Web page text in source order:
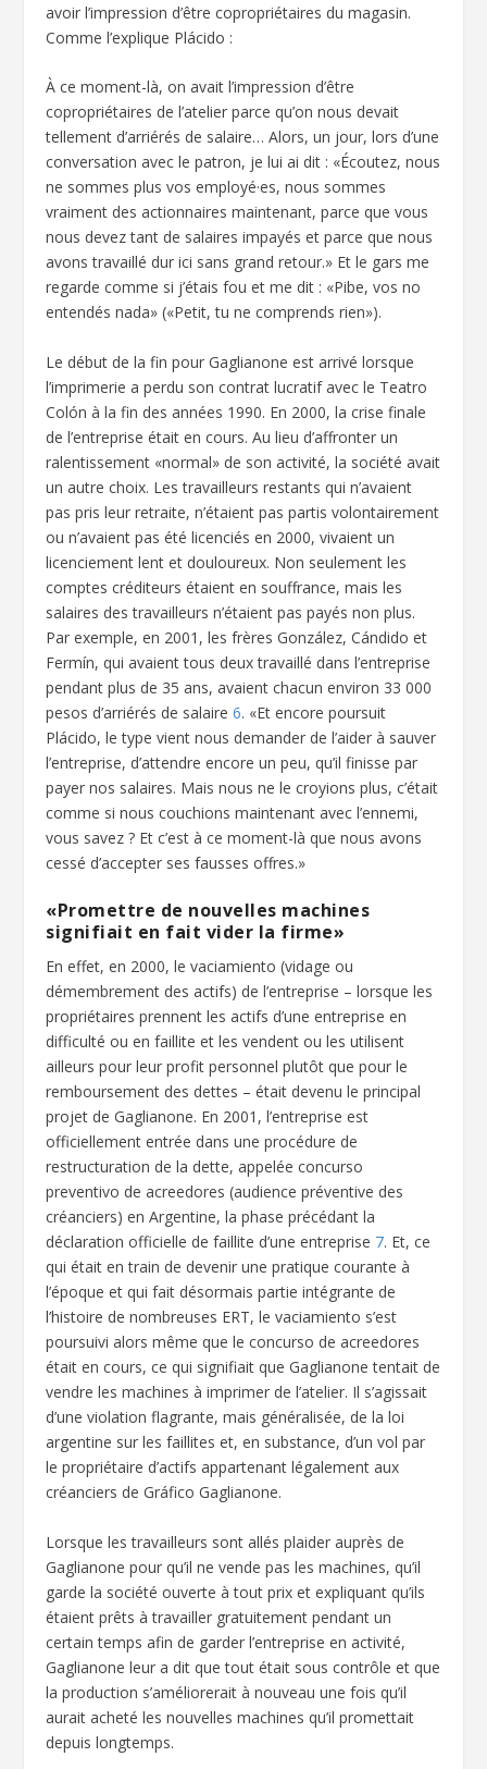
avoir l’impression d’être copropriétaires du magasin.
Comme l’explique Plácido :
À ce moment-là, on avait l’impression d’être
copropriétaires de l’atelier parce qu’on nous devait
tellement d’arriérés de salaire… Alors, un jour, lors d’une
conversation avec le patron, je lui ai dit : «Écoutez, nous
ne sommes plus vos employé·es, nous sommes
vraiment des actionnaires maintenant, parce que vous
nous devez tant de salaires impayés et parce que nous
avons travaillé dur ici sans grand retour.» Et le gars me
regarde comme si j’étais fou et me dit : «Pibe, vos no
entendés nada» («Petit, tu ne comprends rien»).
Le début de la fin pour Gaglianone est arrivé lorsque
l’imprimerie a perdu son contrat lucratif avec le Teatro
Colón à la fin des années 1990. En 2000, la crise finale
de l’entreprise était en cours. Au lieu d’affronter un
ralentissement «normal» de son activité, la société avait
un autre choix. Les travailleurs restants qui n’avaient
pas pris leur retraite, n’étaient pas partis volontairement
ou n’avaient pas été licenciés en 2000, vivaient un
licenciement lent et douloureux. Non seulement les
comptes créditeurs étaient en souffrance, mais les
salaires des travailleurs n’étaient pas payés non plus.
Par exemple, en 2001, les frères González, Cándido et
Fermín, qui avaient tous deux travaillé dans l’entreprise
pendant plus de 35 ans, avaient chacun environ 33 000
pesos d’arriérés de salaire6. «Et encore poursuit
Plácido, le type vient nous demander de l’aider à sauver
l’entreprise, d’attendre encore un peu, qu’il finisse par
payer nos salaires. Mais nous ne le croyions plus, c’était
comme si nous couchions maintenant avec l’ennemi,
vous savez ? Et c’est à ce moment-là que nous avons
cessé d’accepter ses fausses offres.»
«Promettre de nouvelles machines
signifiait en fait vider la firme»
En effet, en 2000, le vaciamiento (vidage ou
démembrement des actifs) de l’entreprise – lorsque les
propriétaires prennent les actifs d’une entreprise en
difficulté ou en faillite et les vendent ou les utilisent
ailleurs pour leur profit personnel plutôt que pour le
remboursement des dettes – était devenu le principal
projet de Gaglianone. En 2001, l’entreprise est
officiellement entrée dans une procédure de
restructuration de la dette, appelée concurso
preventivo de acreedores (audience préventive des
créanciers) en Argentine, la phase précédant la
déclaration officielle de faillite d’une entreprise 7. Et, ce
qui était en train de devenir une pratique courante à
l’époque et qui fait désormais partie intégrante de
l’histoire de nombreuses ERT, le vaciamiento s’est
poursuivi alors même que le concurso de acreedores
était en cours, ce qui signifiait que Gaglianone tentait de
vendre les machines à imprimer de l’atelier. Il s’agissait
d’une violation flagrante, mais généralisée, de la loi
argentine sur les faillites et, en substance, d’un vol par
le propriétaire d’actifs appartenant légalement aux
créanciers de Gráfico Gaglianone.
Lorsque les travailleurs sont allés plaider auprès de
Gaglianone pour qu’il ne vende pas les machines, qu’il
garde la société ouverte à tout prix et expliquant qu’ils
étaient prêts à travailler gratuitement pendant un
certain temps afin de garder l’entreprise en activité,
Gaglianone leur a dit que tout était sous contrôle et que
la production s’améliorerait à nouveau une fois qu’il
aurait acheté les nouvelles machines qu’il promettait
depuis longtemps.